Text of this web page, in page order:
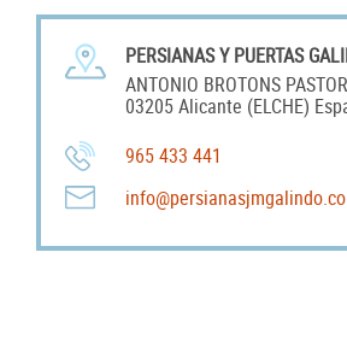
PERSIANAS Y PUERTAS
ANTONIO BROTONS
03205 Alicante (ELCHE)
965 433 441